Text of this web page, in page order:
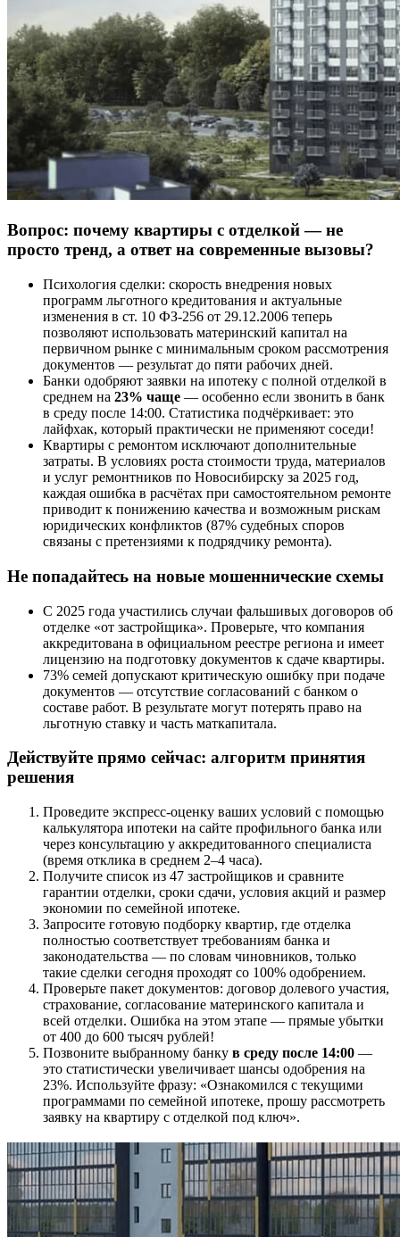
Вопрос: почему квартиры с отделкой — не
просто тренд, а ответ на современные вызовы?
Психология сделки: скорость внедрения новых
программ льготного кредитования и актуальные
изменения в ст. 10 ФЗ-256 от 29.12.2006 теперь
позволяют использовать материнский капитал на
первичном рынке с минимальным сроком рассмотрения
документов — результат до пяти рабочих дней.
Банки одобряют заявки на ипотеку с полной отделкой в
среднем на 23% чаще — особенно если звонить в банк
в среду после 14:00. Статистика подчёркивает: это
лайфхак, который практически не применяют соседи!
Квартиры с ремонтом исключают дополнительные
затраты. В условиях роста стоимости труда, материалов
и услуг ремонтников по Новосибирску за 2025 год,
каждая ошибка в расчётах при самостоятельном ремонте
приводит к понижению качества и возможным рискам
юридических конфликтов (87% судебных споров
связаны с претензиями к подрядчику ремонта).
Не попадайтесь на новые мошеннические схемы
С 2025 года участились случаи фальшивых договоров об
отделке «от застройщика». Проверьте, что компания
аккредитована в официальном реестре региона и имеет
лицензию на подготовку документов к сдаче квартиры.
73% семей допускают критическую ошибку при подаче
документов — отсутствие согласований с банком о
составе работ. В результате могут потерять право на
льготную ставку и часть маткапитала.
Действуйте прямо сейчас: алгоритм принятия
решения
Проведите экспресс-оценку ваших условий с помощью
калькулятора ипотеки на сайте профильного банка или
через консультацию у аккредитованного специалиста
(время отклика в среднем 2–4 часа).
Получите список из 47 застройщиков и сравните
гарантии отделки, сроки сдачи, условия акций и размер
экономии по семейной ипотеке.
Запросите готовую подборку квартир, где отделка
полностью соответствует требованиям банка и
законодательства — по словам чиновников, только
такие сделки сегодня проходят со 100% одобрением.
Проверьте пакет документов: договор долевого участия,
страхование, согласование материнского капитала и
всей отделки. Ошибка на этом этапе — прямые убытки
от 400 до 600 тысяч рублей!
Позвоните выбранному банку в среду после 14:00 —
это статистически увеличивает шансы одобрения на
23%. Используйте фразу: «Ознакомился с текущими
программами по семейной ипотеке, прошу рассмотреть
заявку на квартиру с отделкой под ключ».